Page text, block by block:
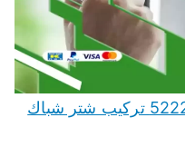
فني تركيب شتر قرطبة 52227343 تركيب شتر شباك